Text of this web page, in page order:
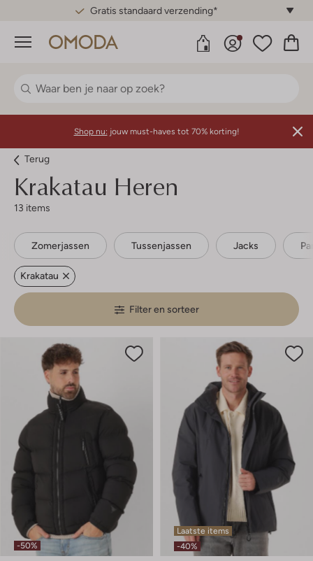
Gratis standaard verzending*
Menu
Shop nu: jouw must-haves tot 70% korting!
Terug
Krakatau Heren
13 items
Zomerjassen Tussenjassen Jacks
Krakatau
Filter en sorteer
-50%
Laatste items
-40%